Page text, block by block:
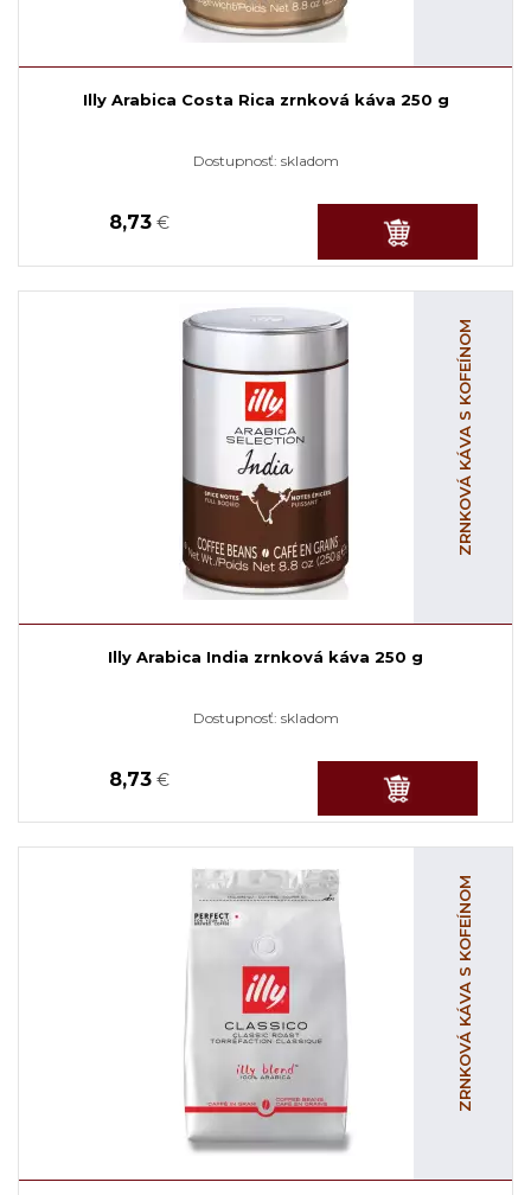
Illy Arabica Costa Rica zrnková káva 250 g
Dostupnosť: skladom
8,73 €
ZRNKOVÁ KÁVA S KOFEÍNOM
Illy Arabica India zrnková káva 250 g
Dostupnosť: skladom
8,73 €
ZRNKOVÁ KÁVA S KOFEÍNOM